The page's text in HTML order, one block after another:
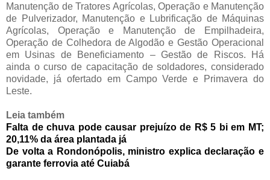
Manutenção de Tratores Agrícolas, Operação e Manutenção
de Pulverizador, Manutenção e Lubrificação de Máquinas
Agrícolas, Operação e Manutenção de Empilhadeira,
Operação de Colhedora de Algodão e Gestão Operacional
em Usinas de Beneficiamento – Gestão de Riscos. Há
ainda o curso de capacitação de soldadores, considerado
novidade, já ofertado em Campo Verde e Primavera do
Leste.
Leia também
Falta de chuva pode causar prejuízo de R$ 5 bi em MT;
20,11% da área plantada já
De volta a Rondonópolis, ministro explica declaração e
garante ferrovia até Cuiabá